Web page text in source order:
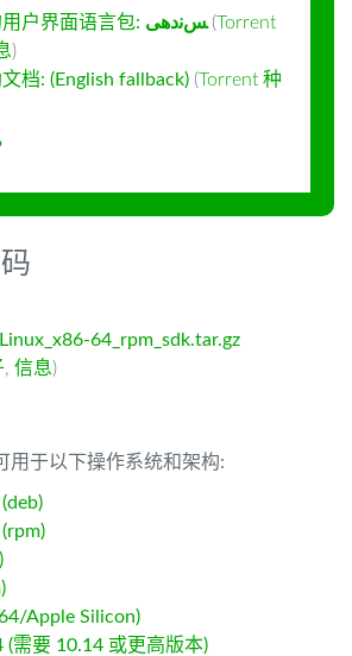
户界面语言包: ﺲﻧﺩھی (Torrent
)
档: (English fallback) (Torrent 种
64_rpm_sdk.tar.gz
, 信息)
用于以下操作系统和架构:
Apple Silicon)
(需要 10.14 或更高版本)